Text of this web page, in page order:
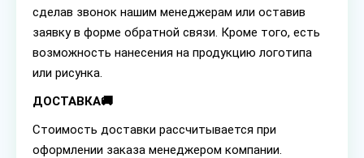
сделав звонок нашим менеджерам или оставив
заявку в форме обратной связи. Кроме того, есть
возможность нанесения на продукцию логотипа
или рисунка.
ДОСТАВКА🚚
Стоимость доставки рассчитывается при
оформлении заказа менеджером компании.